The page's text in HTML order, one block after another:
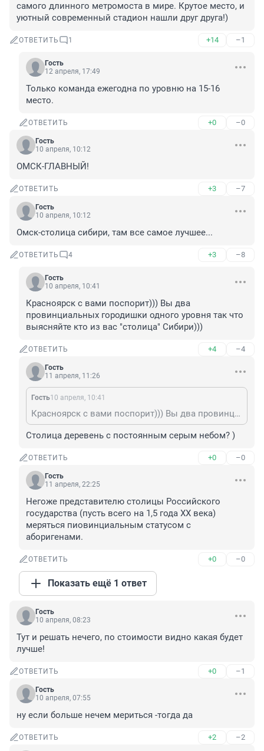
самого длинного метромоста в мире. Крутое место, и
уютный современный стадион нашли друг друга!)
ОТВЕТИТЬ 1 +14 –1
Гость
12 апреля, 17:49
Только команда ежегодна по уровню на 15-16
место.
ОТВЕТИТЬ +0 –0
Гость
10 апреля, 10:12
ОМСК-ГЛАВНЫЙ!
ОТВЕТИТЬ +3 –7
Гость
10 апреля, 10:12
Омск-столица сибири, там все самое лучшее...
ОТВЕТИТЬ 4 +3 –8
Гость
10 апреля, 10:41
Красноярск с вами поспорит))) Вы два
провинциальных городишки одного уровня так что
выясняйте кто из вас "столица" Сибири)))
ОТВЕТИТЬ +4 –4
Гость
11 апреля, 11:26
Гость10 апреля, 10:41
Красноярск с вами поспорит))) Вы два провинциальных городишки одного уровня так что выясняйте кто из вас "столица" Сибири)))
Столица деревень с постоянным серым небом? )
ОТВЕТИТЬ +0 –0
Гость
11 апреля, 22:25
Негоже представителю столицы Российского
государства (пусть всего на 1,5 года ХХ века)
меряться пиовинциальным статусом с
аборигенами.
ОТВЕТИТЬ +0 –0
Показать ещё 1 ответ
Гость
10 апреля, 08:23
Тут и решать нечего, по стоимости видно какая будет
лучше!
ОТВЕТИТЬ +0 –1
Гость
10 апреля, 07:55
ну если больше нечем мериться -тогда да
ОТВЕТИТЬ +2 –2